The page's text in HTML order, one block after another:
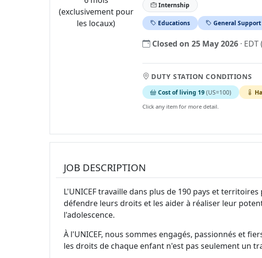
Internship
Educations General Support
Closed on 25 May 2026 ·
DUTY STATION CONDITIONS
Cost of living 19(US=100)
Click any item for more detail.
JOB DESCRIPTION
L'UNICEF travaille dans plus de 190 pays et
défendre leurs droits et les aider à réaliser leur
l'adolescence.
À l'UNICEF, nous sommes engagés, passionnés et
les droits de chaque enfant n'est pas seulement un